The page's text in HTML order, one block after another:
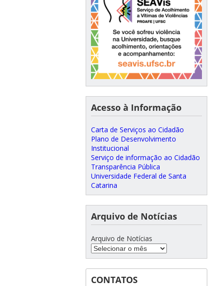
Acesso à Informação
Carta de Serviços ao Cidadão
Plano de Desenvolvimento
Institucional
Serviço de informação ao Cidadão
Transparência Pública
Universidade Federal de Santa
Catarina
Arquivo de Notícias
Arquivo de Notícias
CONTATOS